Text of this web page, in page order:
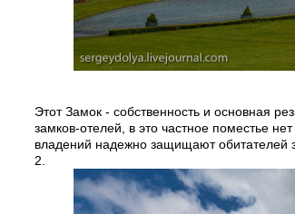
Этот Замок - собственность и основная
замков-отелей, в это частное поместье
владений надежно защищают обитателей
2.